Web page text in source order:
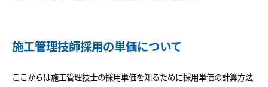
施工管理技師採用の単価について
ここからは施工管理技士の採用単価を知るために採用単価の計算方法